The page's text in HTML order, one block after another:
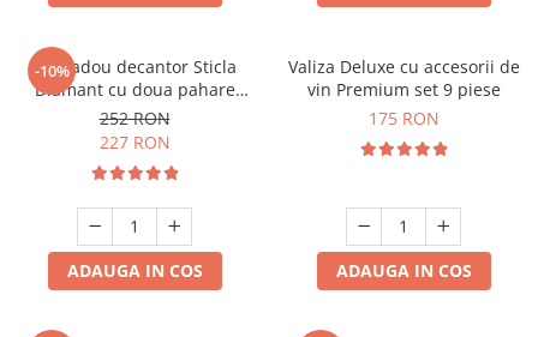
-10%
Set cadou decantor Sticla
Diamant cu doua pahare
Deluxe
252 RON
227 RON
ADAUGA IN COS
Valiza Deluxe cu accesorii de
vin Premium set 9 piese
175 RON
ADAUGA IN COS